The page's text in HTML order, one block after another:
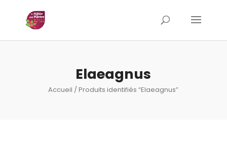
Elaeagnus
Accueil / Produits identifiés “Elaeagnus”